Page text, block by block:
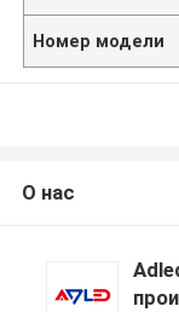
Номер модели
О нас